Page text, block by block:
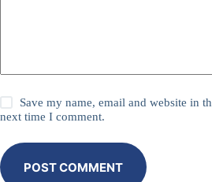
Save my name, email and website in
next time I comment.
POST COMMENT